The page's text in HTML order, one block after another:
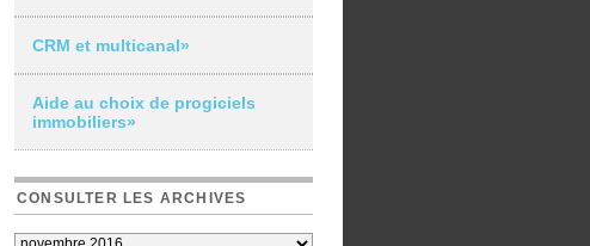
CRM et multicanal»
Aide au choix de progiciels
immobiliers»
CONSULTER LES ARCHIVES